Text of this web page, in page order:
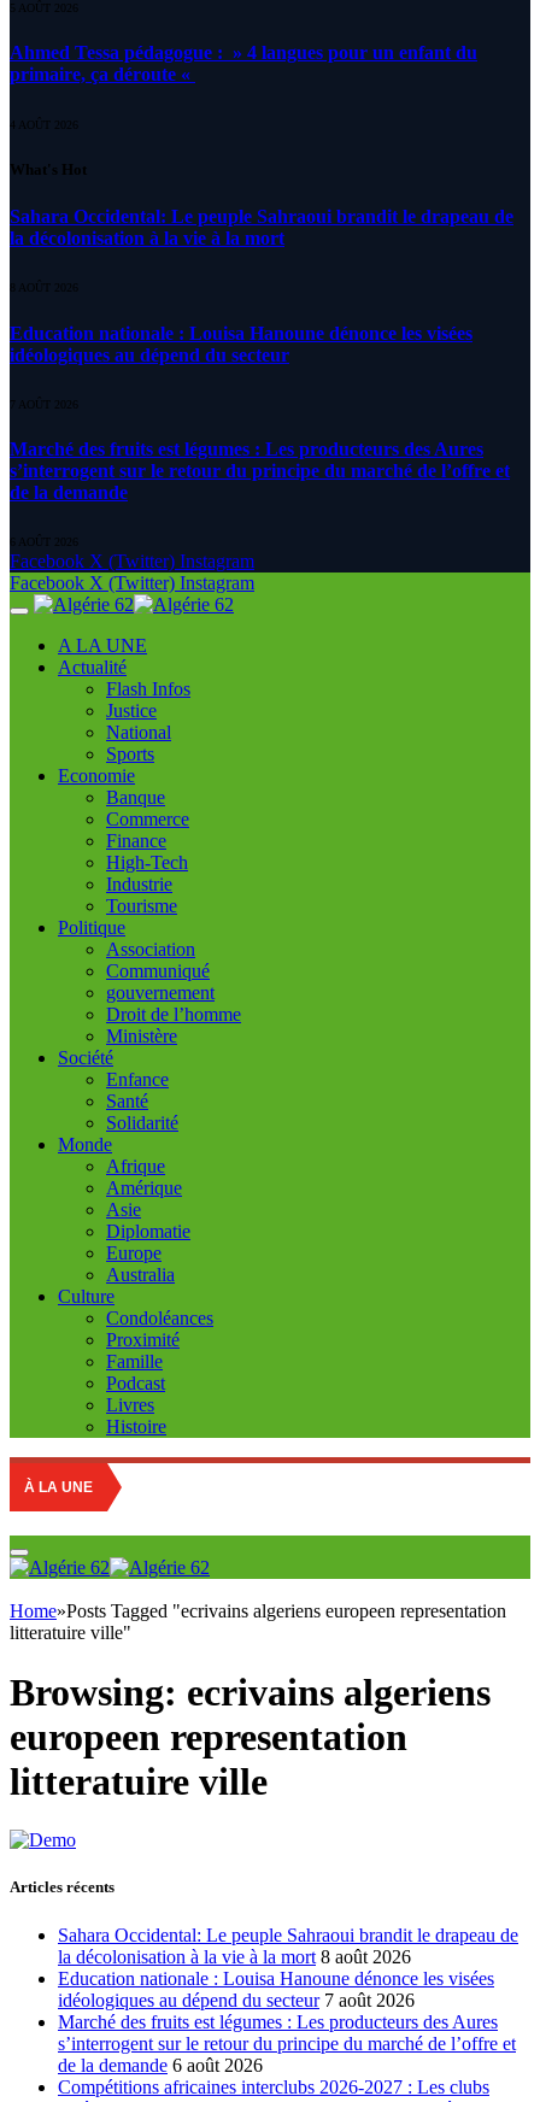
5 AOÛT 2026
Ahmed Tessa pédagogue : » 4 langues pour un enfant du
primaire, ça déroute «
4 AOÛT 2026
What's Hot
Sahara Occidental: Le peuple Sahraoui brandit le drapeau de
la décolonisation à la vie à la mort
8 AOÛT 2026
Education nationale : Louisa Hanoune dénonce les visées
idéologiques au dépend du secteur
7 AOÛT 2026
Marché des fruits est légumes : Les producteurs des Aures
s’interrogent sur le retour du principe du marché de l’offre et
de la demande
6 AOÛT 2026
Facebook X (Twitter) Instagram
Facebook X (Twitter) Instagram
A LA UNE
Actualité
Flash Infos
Justice
National
Sports
Economie
Banque
Commerce
Finance
High-Tech
Industrie
Tourisme
Politique
Association
Communiqué
gouvernement
Droit de l’homme
Ministère
Société
Enfance
Santé
Solidarité
Monde
Afrique
Amérique
Asie
Diplomatie
Europe
Australia
Culture
Condoléances
Proximité
Famille
Podcast
Livres
Histoire
À LA UNE
Home»Posts Tagged "ecrivains algeriens europeen representation
litteratuire ville"
Browsing: ecrivains algeriens
europeen representation
litteratuire ville
Articles récents
Sahara Occidental: Le peuple Sahraoui brandit le drapeau de
la décolonisation à la vie à la mort 8 août 2026
Education nationale : Louisa Hanoune dénonce les visées
idéologiques au dépend du secteur 7 août 2026
Marché des fruits est légumes : Les producteurs des Aures
s’interrogent sur le retour du principe du marché de l’offre et
de la demande 6 août 2026
Compétitions africaines interclubs 2026-2027 : Les clubs